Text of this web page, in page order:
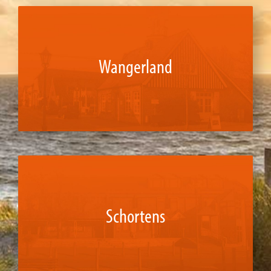
Wangerland
Schortens